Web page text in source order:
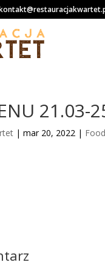
21.03-
|mar 20, 2022 | Food